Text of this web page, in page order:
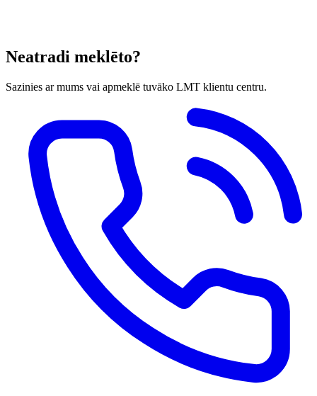
Neatradi meklēto?
Sazinies ar mums vai apmeklē tuvāko LMT klientu centru.